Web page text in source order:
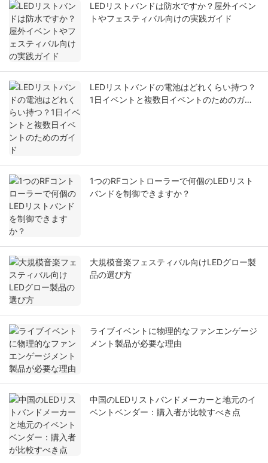
LEDリストバンドは防水ですか？屋外イベン
トやフェスティバル向けの実践ガイド
LEDリストバンドの電池はどれくらい持つ？
1日イベントと複数日イベントのためのガイ
1つのRFコントローラーで何個のLEDリスト
バンドを制御できますか？
大規模音楽フェスティバル向けLEDグロー製
品の選び方
ライブイベントに物理的なファンエンゲージ
メント製品が必要な理由
中国のLEDリストバンドメーカーと地元のイ
ベントベンダー：購入者が比較すべき点